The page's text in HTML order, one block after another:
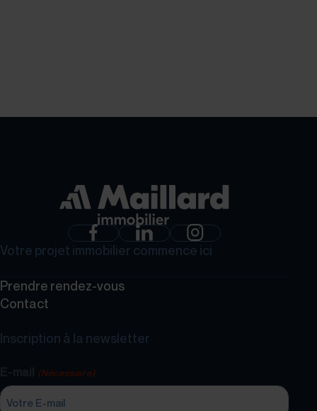
Votre projet immobilier commence ici
Prendre rendez-vous
Contact
Inscription à la newsletter
(Nécessaire)